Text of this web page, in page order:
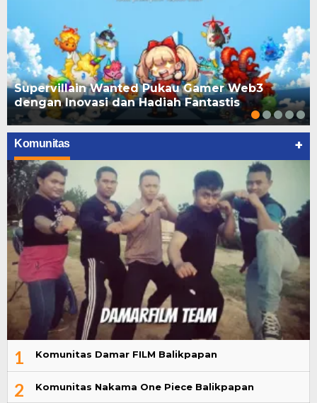
Supervillain Wanted Pukau Gamer Web3
dengan Inovasi dan Hadiah Fantastis
Komunitas +
1 Komunitas Damar FILM Balikpapan
2 Komunitas Nakama One Piece Balikpapan